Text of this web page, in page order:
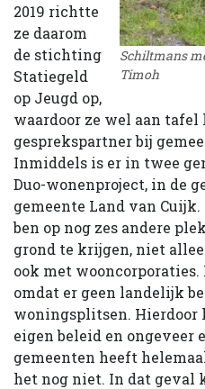
Schiltmans
Timoh
2019 richtte
ze daarom
de stichting
Statiegeld
op Jeugd op,
waardoor ze wel aan tafel
gesprekspartner bij
Inmiddels is er in twee
Duo-wonenproject, in de
gemeente Land van
ben op nog zes andere
grond te krijgen, niet
ook met
omdat er geen landelijk
woningsplitsen. Hierdoor
eigen beleid en ongeveer
gemeenten heeft
het nog niet. In dat geval